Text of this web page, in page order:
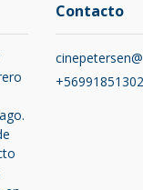
Contacto
+56991851302